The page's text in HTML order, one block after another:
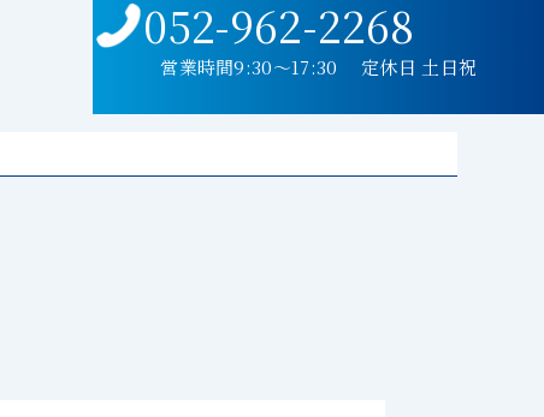
052-962-2268
営業時間9:30〜17:30 定休日 土日祝